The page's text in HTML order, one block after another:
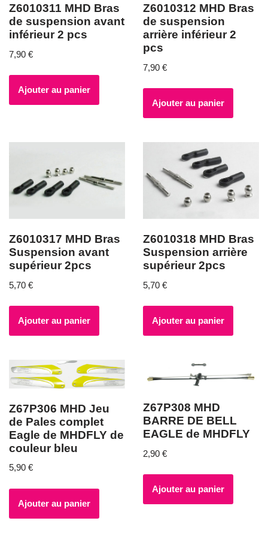
Z6010311 MHD Bras
de suspension avant
inférieur 2 pcs
7,90 €
Ajouter au panier
Z6010312 MHD Bras
de suspension
arrière inférieur 2
pcs
7,90 €
Ajouter au panier
Z6010317 MHD Bras
Suspension avant
supérieur 2pcs
5,70 €
Ajouter au panier
Z6010318 MHD Bras
Suspension arrière
supérieur 2pcs
5,70 €
Ajouter au panier
Z67P306 MHD Jeu
de Pales complet
Eagle de MHDFLY de
couleur bleu
5,90 €
Ajouter au panier
Z67P308 MHD
BARRE DE BELL
EAGLE de MHDFLY
2,90 €
Ajouter au panier